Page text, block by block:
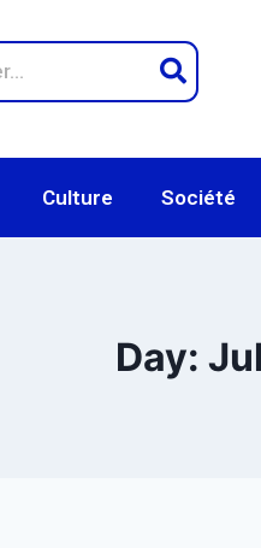
Culture Société
Day: